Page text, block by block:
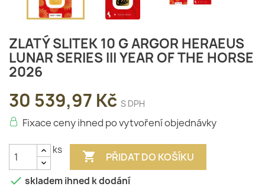
ZLATÝ SLITEK 10 G ARGOR HERAEUS
LUNAR SERIES III YEAR OF THE HORSE
2026
30 539,97 Kč S DPH
Fixace ceny ihned po vytvoření objednávky
ks  PŘIDAT DO KOŠÍKU
 skladem ihned k dodání